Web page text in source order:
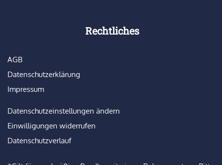
Rechtliches
AGB
Datenschutzerklärung
Impressum
Datenschutzeinstellungen ändern
Einwilligungen widerrufen
Datenschutzverlauf